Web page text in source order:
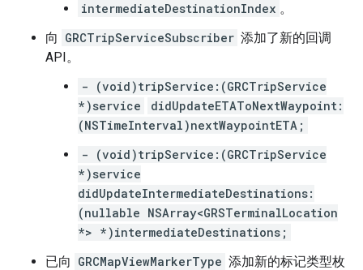
intermediateDestinationIndex 。
向 GRCTripServiceSubscriber 添加了新的回调
API。
- (void)tripService:(GRCTripService
*)service
didUpdateETAToNextWaypoint:
(NSTimeInterval)nextWaypointETA;
- (void)tripService:(GRCTripService
*)service
didUpdateIntermediateDestinations:
(nullable NSArray<GRSTerminalLocation
*> *)intermediateDestinations;
已向 GRCMapViewMarkerType 添加新的标记类型枚